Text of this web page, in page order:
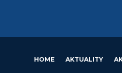
HOME AKTUALITY